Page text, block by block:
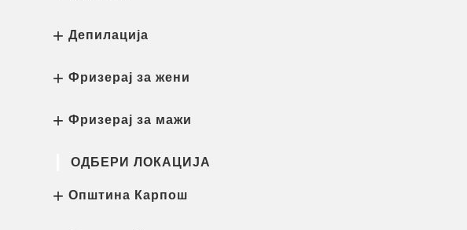
Депилација
Фризерај за жени
Фризерај за мажи
ОДБЕРИ ЛОКАЦИЈА
Општина Карпош